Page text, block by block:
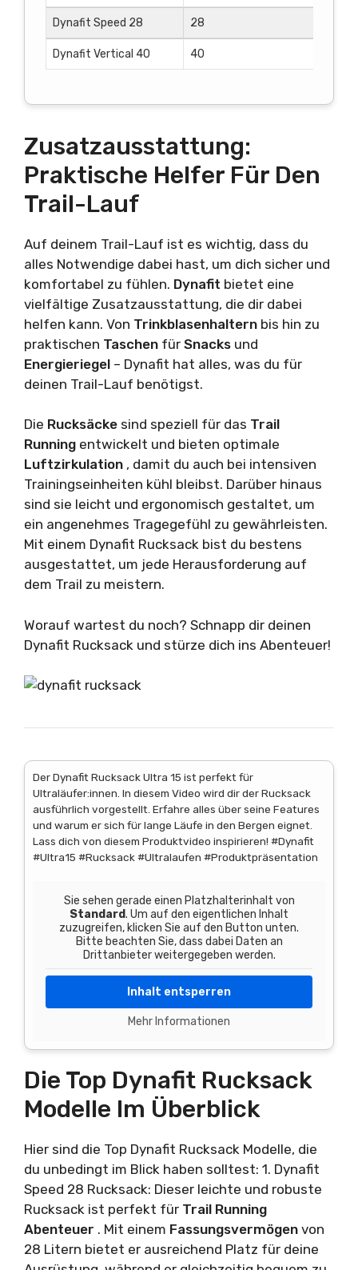
Dynafit Speed 28 28
Dynafit Vertical 40 40
Zusatzausstattung:
Praktische Helfer Für Den
Trail-Lauf
Auf deinem Trail-Lauf ist es wichtig, dass du
alles Notwendige dabei hast, um dich sicher und
komfortabel zu fühlen. Dynafit bietet eine
vielfältige Zusatzausstattung, die dir dabei
helfen kann. Von Trinkblasenhaltern bis hin zu
praktischen Taschen für Snacks und
Energieriegel – Dynafit hat alles, was du für
deinen Trail-Lauf benötigst.
Die Rucksäcke sind speziell für das Trail
Running entwickelt und bieten optimale
Luftzirkulation , damit du auch bei intensiven
Trainingseinheiten kühl bleibst. Darüber hinaus
sind sie leicht und ergonomisch gestaltet, um
ein angenehmes Tragegefühl zu gewährleisten.
Mit einem Dynafit Rucksack bist du bestens
ausgestattet, um jede Herausforderung auf
dem Trail zu meistern.
Worauf wartest du noch? Schnapp dir deinen
Dynafit Rucksack und stürze dich ins Abenteuer!
Der Dynafit Rucksack Ultra 15 ist perfekt für
Ultraläufer:innen. In diesem Video wird dir der Rucksack
ausführlich vorgestellt. Erfahre alles über seine Features
und warum er sich für lange Läufe in den Bergen eignet.
Lass dich von diesem Produktvideo inspirieren! #Dynafit
#Ultra15 #Rucksack #Ultralaufen #Produktpräsentation
Sie sehen gerade einen Platzhalterinhalt von
Standard. Um auf den eigentlichen Inhalt
zuzugreifen, klicken Sie auf den Button unten.
Bitte beachten Sie, dass dabei Daten an
Drittanbieter weitergegeben werden.
Inhalt entsperren
Mehr Informationen
Die Top Dynafit Rucksack
Modelle Im Überblick
Hier sind die Top Dynafit Rucksack Modelle, die
du unbedingt im Blick haben solltest: 1. Dynafit
Speed 28 Rucksack: Dieser leichte und robuste
Rucksack ist perfekt für Trail Running
Abenteuer . Mit einem Fassungsvermögen von
28 Litern bietet er ausreichend Platz für deine